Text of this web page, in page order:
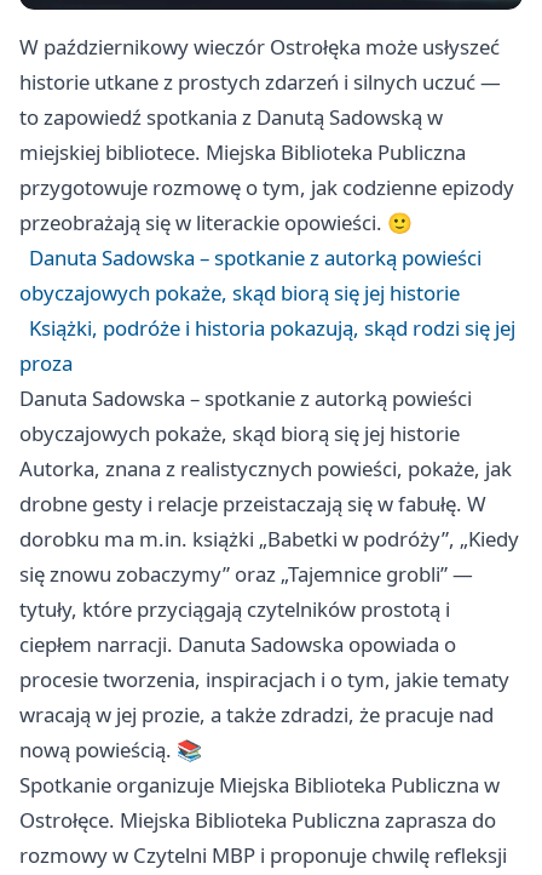
W październikowy wieczór Ostrołęka może usłyszeć
historie utkane z prostych zdarzeń i silnych uczuć —
to zapowiedź spotkania z Danutą Sadowską w
miejskiej bibliotece. Miejska Biblioteka Publiczna
przygotowuje rozmowę o tym, jak codzienne epizody
przeobrażają się w literackie opowieści. 🙂
Danuta Sadowska – spotkanie z autorką powieści
obyczajowych pokaże, skąd biorą się jej historie
Książki, podróże i historia pokazują, skąd rodzi się jej
proza
Danuta Sadowska – spotkanie z autorką powieści
obyczajowych pokaże, skąd biorą się jej historie
Autorka, znana z realistycznych powieści, pokaże, jak
drobne gesty i relacje przeistaczają się w fabułę. W
dorobku ma m.in. książki „Babetki w podróży”, „Kiedy
się znowu zobaczymy” oraz „Tajemnice grobli” —
tytuły, które przyciągają czytelników prostotą i
ciepłem narracji. Danuta Sadowska opowiada o
procesie tworzenia, inspiracjach i o tym, jakie tematy
wracają w jej prozie, a także zdradzi, że pracuje nad
nową powieścią. 📚
Spotkanie organizuje Miejska Biblioteka Publiczna w
Ostrołęce. Miejska Biblioteka Publiczna zaprasza do
rozmowy w Czytelni MBP i proponuje chwilę refleksji